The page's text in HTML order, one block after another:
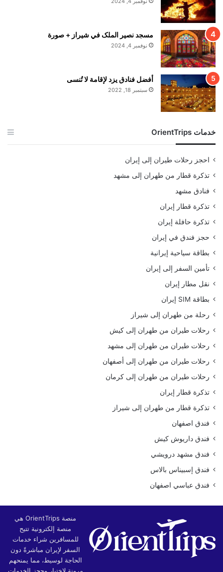
مسجد نصير الملک في شيراز + صورة
نوفمبر 4, 2024
أفضل فنادق يزد لإقامة لا تُنسى
سبتمبر 18, 2022
خدمات OrientTrips
احجز رحلات طيران إلى إيران
تذكرة قطار من طهران إلى مشهد
فنادق مشهد
تذكرة قطار إيران
تذكرة حافلة إيران
حجز فندق في إيران
بطاقة سياحية إيرانية
تأمين السفر إلى إيران
نقل مطار إيران
بطاقة SIM إيران
رحلة من طهران إلى شيراز
رحلات طيران من طهران إلى كيش
رحلات طيران من طهران إلى مشهد
رحلات طيران من طهران إلى أصفهان
رحلات طيران من طهران إلى كرمان
تذكرة قطار إيران
تذكرة قطار من طهران إلى شيراز
فندق اصفهان
فندق داريوش كيش
فندق مشهد درويشي
فندق إسبيناس بالاس
فندق عباسي اصفهان
منصة OrientTrips هي
منصة إلكترونية تتيح
للمسافرين شراء خدمات
السفر لإيران مباشرةً دون
الحاجة لوسيط، مما يمنحهم
مرونة لاختيار وحجز الخدمات